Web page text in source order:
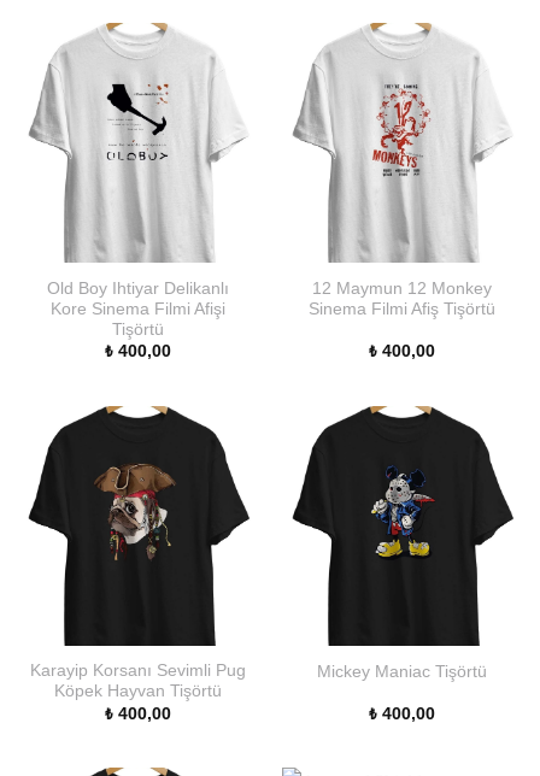
Old Boy Ihtiyar Delikanlı
Kore Sinema Filmi Afişi
Tişörtü
₺ 400,00
12 Maymun 12 Monkey
Sinema Filmi Afiş Tişörtü
₺ 400,00
Karayip Korsanı Sevimli Pug
Köpek Hayvan Tişörtü
₺ 400,00
Mickey Maniac Tişörtü
₺ 400,00